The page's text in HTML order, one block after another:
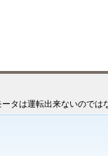
タは運転出来ないのでは